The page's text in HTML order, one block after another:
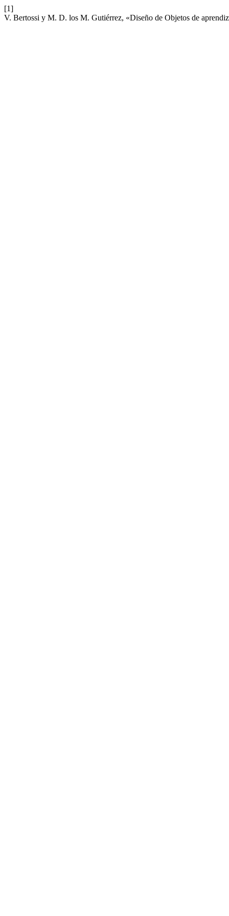
[1]
V. Bertossi y M. D. los M. Gutiérrez, «Diseño de Objetos de